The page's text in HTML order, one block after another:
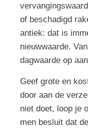
of beschadigd
antiek: dat is
nieuwwaarde.
dagwaarde op
Geef grote en
door aan de
niet doet, loop je
men besluit dat